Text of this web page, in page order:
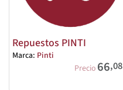
Repuestos PINTI
Marca: Pinti
Precio 66,08